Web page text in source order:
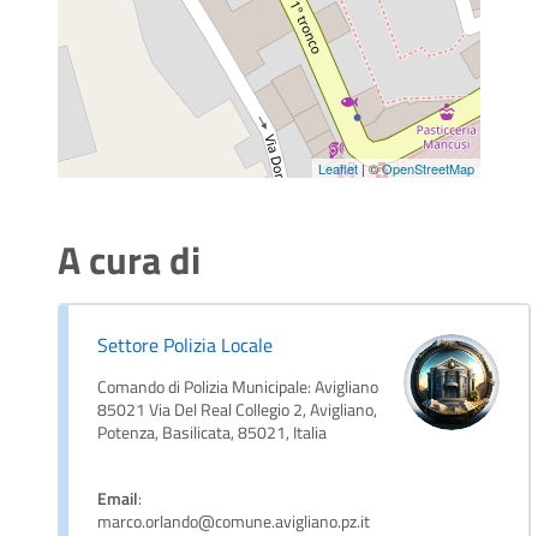
Leaflet| ©OpenStreetMap
A cura di
Settore Polizia Locale
Comando di Polizia Municipale: Avigliano
85021 Via Del Real Collegio 2, Avigliano,
Potenza, Basilicata, 85021, Italia
Email:
marco.orlando@comune.avigliano.pz.it